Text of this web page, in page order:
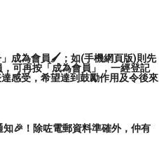
」成為會員🖌️；如(手機網頁版)則先
可再按「成為會員」，一經登記
感受，希望達到鼓勵作用及令後來
🎉！除咗電郵資料準確外，仲有